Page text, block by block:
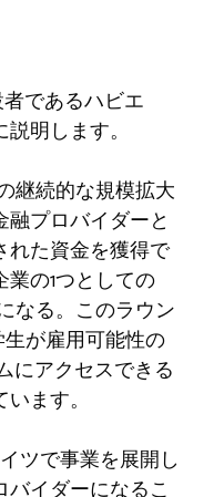
者であるハビエ
明します。
継続的な規模拡大
プロバイダーと
れた資金を獲得で
の1つとしての
なる。このラウン
が雇用可能性の
にアクセスできる
ます。
ツで事業を展開し